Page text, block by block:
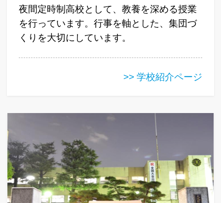
夜間定時制高校として、教養を深める授業
を行っています。行事を軸とした、集団づ
くりを大切にしています。
>> 学校紹介ページ